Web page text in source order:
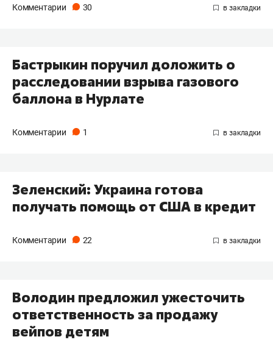
Комментарии 30
Бастрыкин поручил доложить о
расследовании взрыва газового
баллона в Нурлате
Комментарии 1
Зеленский: Украина готова
получать помощь от США в кредит
Комментарии 22
Володин предложил ужесточить
ответственность за продажу
вейпов детям